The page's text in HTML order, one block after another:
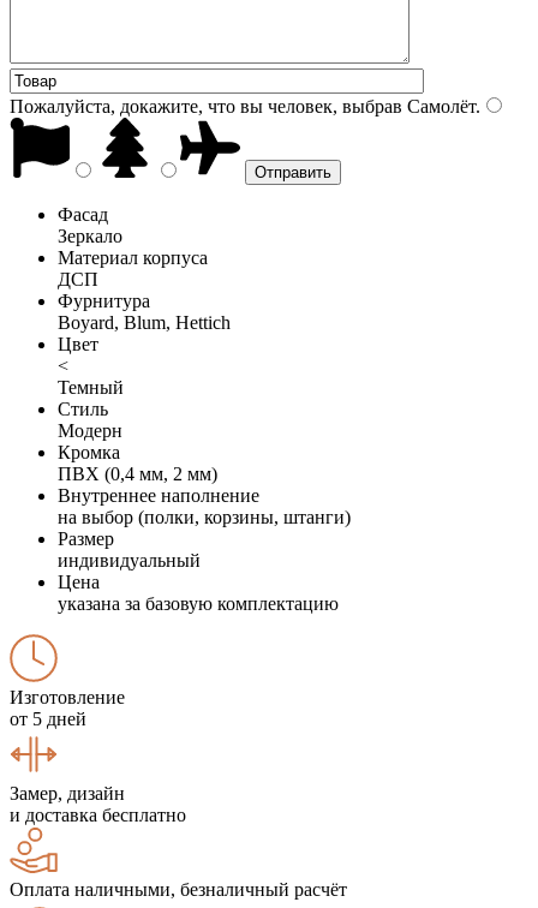
Пожалуйста, докажите, что вы человек, выбрав Самолёт.
Фасад
Зеркало
Материал корпуса
ДСП
Фурнитура
Boyard, Blum, Hettich
Цвет
<
Темный
Стиль
Модерн
Кромка
ПВХ (0,4 мм, 2 мм)
Внутреннее наполнение
на выбор (полки, корзины, штанги)
Размер
индивидуальный
Цена
указана за базовую комплектацию
Изготовление
от 5 дней
Замер, дизайн
и доставка бесплатно
Оплата наличными, безналичный расчёт